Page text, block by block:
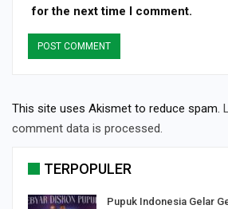
for the next time I comment.
This site uses Akismet to reduce spam.
comment data is processed.
TERPOPULER
Pupuk Indonesia Gelar